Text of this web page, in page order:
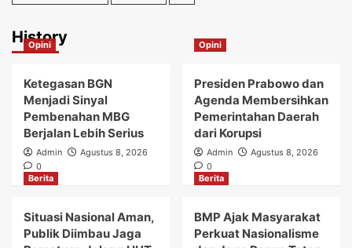
History
Opini
Ketegasan BGN
Menjadi Sinyal
Pembenahan MBG
Berjalan Lebih Serius
Admin
Agustus 8, 2026
0
Opini
Presiden Prabowo dan
Agenda Membersihkan
Pemerintahan Daerah
dari Korupsi
Admin
Agustus 8, 2026
0
Berita
Situasi Nasional Aman,
Publik Diimbau Jaga
Berita
BMP Ajak Masyarakat
Perkuat Nasionalisme